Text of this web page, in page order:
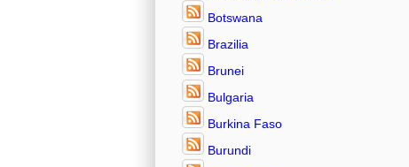
Botswana
Brazilia
Brunei
Bulgaria
Burkina Faso
Burundi